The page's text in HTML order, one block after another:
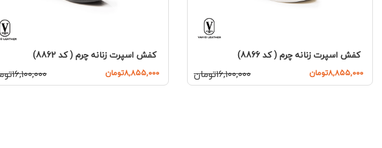
کفش اسپرت زنانه چرم ( کد 8866)
۸,۸۵۵,۰۰۰تومان ۱۶,۱۰۰,۰۰۰تومان
کفش اسپرت زنانه چرم ( کد 8862)
۸,۸۵۵,۰۰۰تومان ۱۶,۱۰۰,۰۰۰تومان